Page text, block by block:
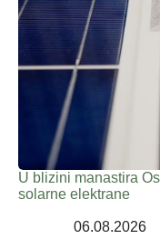
U blizini manastira
solarne elektrane
06.08.2026